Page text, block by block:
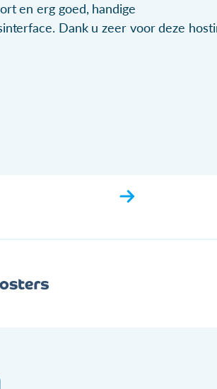
en erg goed, handige
Dank u zeer voor deze